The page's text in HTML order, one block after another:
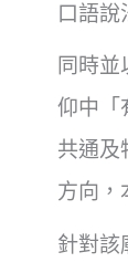
口語
同時
仰中「
共通及
方向，
針對該